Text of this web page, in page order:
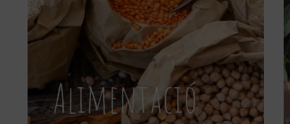
Alimentació